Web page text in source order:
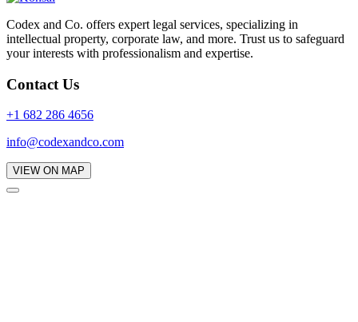
Codex and Co. offers expert legal services, specializing in
intellectual property, corporate law, and more. Trust us to safeguard
your interests with professionalism and expertise.
Contact Us
+1 682 286 4656
info@codexandco.com
VIEW ON MAP